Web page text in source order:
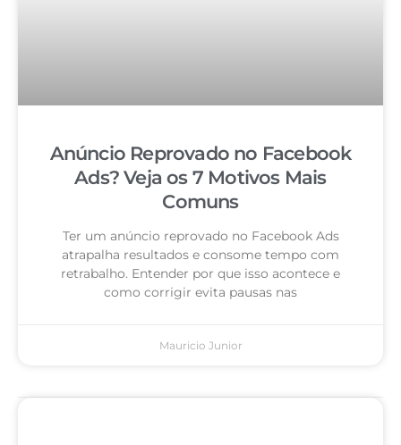
Anúncio Reprovado no Facebook
Ads? Veja os 7 Motivos Mais
Comuns
Ter um anúncio reprovado no Facebook Ads
atrapalha resultados e consome tempo com
retrabalho. Entender por que isso acontece e
como corrigir evita pausas nas
Mauricio Junior